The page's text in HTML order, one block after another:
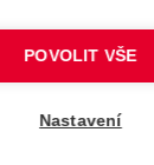
odkaz)
POVOLIT VŠE
Nastavení